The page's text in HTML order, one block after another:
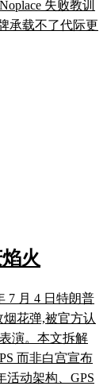
失败教训
承载不了代际更
火
7 月 4 日特朗普
花弹,被官方认
演。本文拆解
而非白宫宣布
活动架构、GPS